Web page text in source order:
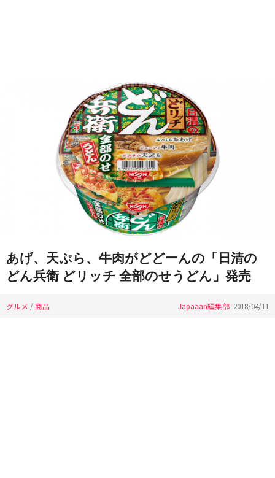
あげ、天ぷら、牛肉がどどーんの「日清の
どん兵衛 どリッチ 全部のせうどん」発売
グルメ /商品 Japaaan編集部 2018/04/11